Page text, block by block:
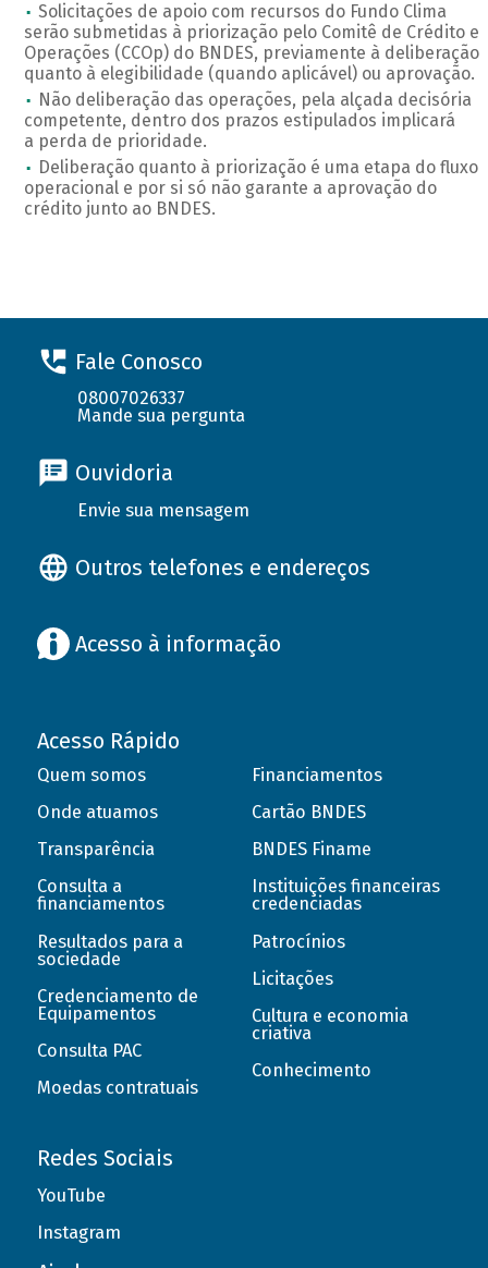
Solicitações de apoio com recursos do Fundo Clima
serão submetidas à priorização pelo Comitê de Crédito e
Operações (CCOp) do BNDES, previamente à deliberação
quanto à elegibilidade (quando aplicável) ou aprovação.
Não deliberação das operações, pela alçada decisória
competente, dentro dos prazos estipulados implicará
a perda de prioridade.
Deliberação quanto à priorização é uma etapa do fluxo
operacional e por si só não garante a aprovação do
crédito junto ao BNDES.
Fale Conosco
08007026337
Mande sua pergunta
Ouvidoria
Envie sua mensagem
Outros telefones e endereços
Acesso à informação
Acesso Rápido
Quem somos
Onde atuamos
Transparência
Consulta a
financiamentos
Resultados para a
sociedade
Credenciamento de
Equipamentos
Consulta PAC
Moedas contratuais
Financiamentos
Cartão BNDES
BNDES Finame
Instituições financeiras
credenciadas
Patrocínios
Licitações
Cultura e economia
criativa
Conhecimento
Redes Sociais
YouTube
Instagram